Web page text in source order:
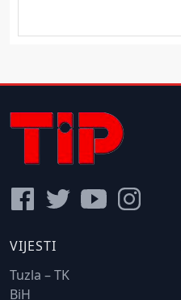
VIJESTI
Tuzla – TK
BiH